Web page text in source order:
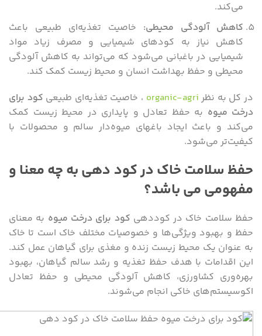
می‌کند.
کاهش آلودگی محیطی: خاصیت تغذیه‌ای طبیعی باعث
کاهش نیاز به کودهای شیمیایی و مصرف زیاد مواد
شیمیایی در باغبانی می‌شود که می‌تواند به کاهش آلودگی
محیطی و حفظ بهداشت انسان و محیط زیست کمک کند.
در کل به نظر organic-agri ، خاصیت تغذیه‌ای طبیعی کود برای
درخت میوه به حفظ تعادل و پایداری در محیط زیست کمک
می‌کند و باعث ایجاد باغهای میوه‌دار سالم و محصولات با
کیفیت‌تر می‌شود.
حفظ سلامت خاک در کود دهی به چه معنا و
مفهومی می باشد؟
حفظ سلامت خاک در کوددهی کود برای درخت میوه به معنای
حفظ و بهبود ویژگی‌ها و خصوصیات مختلف خاک است تا خاک
به عنوان یک محیط زیست زنده و مغذی برای گیاهان عمل کند.
این اقدامات با هدف حفظ تغذیه و رشد سالم گیاهان، بهبود
بهره‌وری کشاورزی، کاهش آلودگی محیطی و حفظ تعادل
اکوسیستم‌های خاکی انجام می‌شوند.